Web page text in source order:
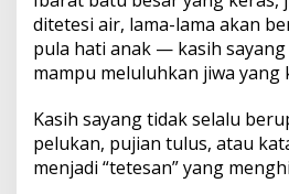
ditetesi air, lama-lama akan
pula hati anak — kasih
mampu meluluhkan jiwa yang
Kasih sayang tidak selalu
pelukan, pujian tulus, atau
menjadi “tetesan” yang